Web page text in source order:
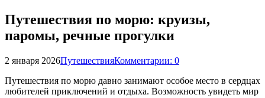
Путешествия по морю: круизы,
паромы, речные прогулки
2 января 2026ПутешествияКомментарии: 0
Путешествия по морю давно занимают особое место в сердцах
любителей приключений и отдыха. Возможность увидеть мир